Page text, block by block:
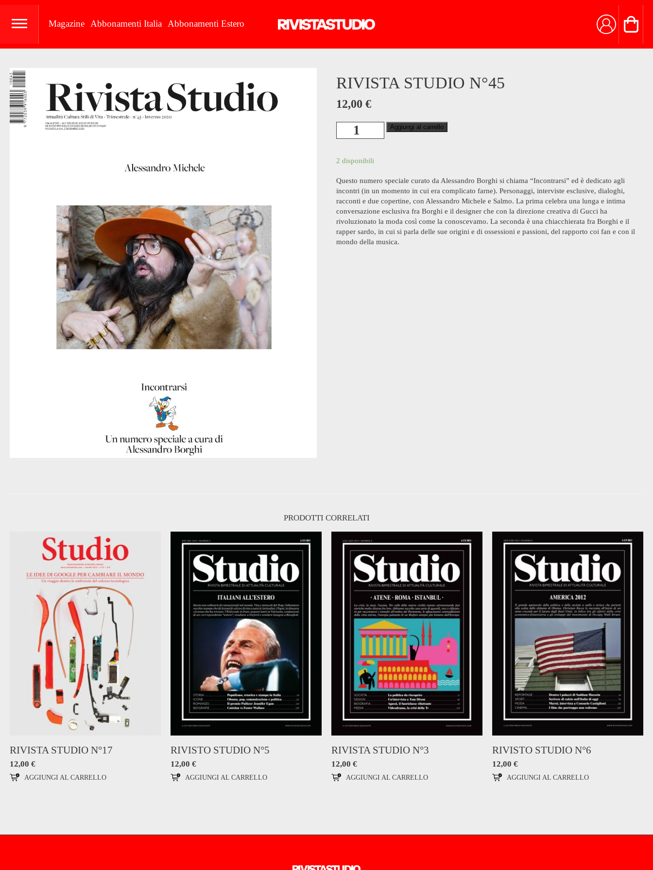
Magazine Abbonamenti Italia Abbonamenti Estero
RIVISTA STUDIO N°45
12,00 €
Questo numero speciale curato da Alessandro Borghi si chiama “Incontrarsi” ed è dedicato agli
incontri (in un momento in cui era complicato farne). Personaggi, interviste esclusive, dialoghi,
racconti e due copertine, con Alessandro Michele e Salmo. La prima celebra una lunga e intima
conversazione esclusiva fra Borghi e il designer che con la direzione creativa di Gucci ha
rivoluzionato la moda così come la conoscevamo. La seconda è una chiacchierata fra Borghi e il
rapper sardo, in cui si parla delle sue origini e di ossessioni e passioni, del rapporto coi fan e con il
mondo della musica.
2 disponibili
Rivista
Studio
n°45
Aggiungi al carrello
PRODOTTI CORRELATI
RIVISTA STUDIO N°17
12,00 €
AGGIUNGI AL CARRELLO
RIVISTO STUDIO N°5
12,00 €
AGGIUNGI AL CARRELLO
RIVISTA STUDIO N°3
12,00 €
AGGIUNGI AL CARRELLO
RIVISTO STUDIO N°6
12,00 €
AGGIUNGI AL CARRELLO